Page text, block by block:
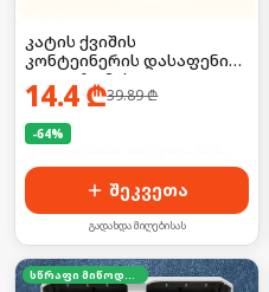
კატის ქვიშის
კონტეინერის დასაფენი
(დიდი ზომის)
14.4₾39.89₾
-64%
შეკვეთა
გადახდა მიღებისას
სწრაფი მიწოდება